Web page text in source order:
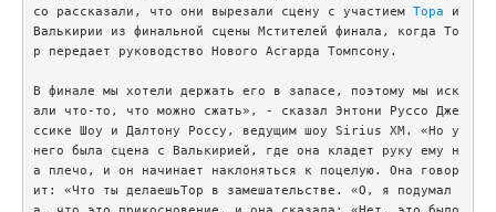
со рассказали, что они вырезали сцену с участием Тора и
Валькирии из финальной сцены Мстителей финала, когда То
р передает руководство Нового Асгарда Томпсону.
В финале мы хотели держать его в запасе, поэтому мы иск
али что-то, что можно сжать», - сказал Энтони Руссо Дже
ссике Шоу и Далтону Россу, ведущим шоу Sirius XM. «Но у
него была сцена с Валькирией, где она кладет руку ему н
а плечо, и он начинает наклоняться к поцелую. Она говор
ит: «Что ты делаешьТор в замешательстве. «О, я подумал